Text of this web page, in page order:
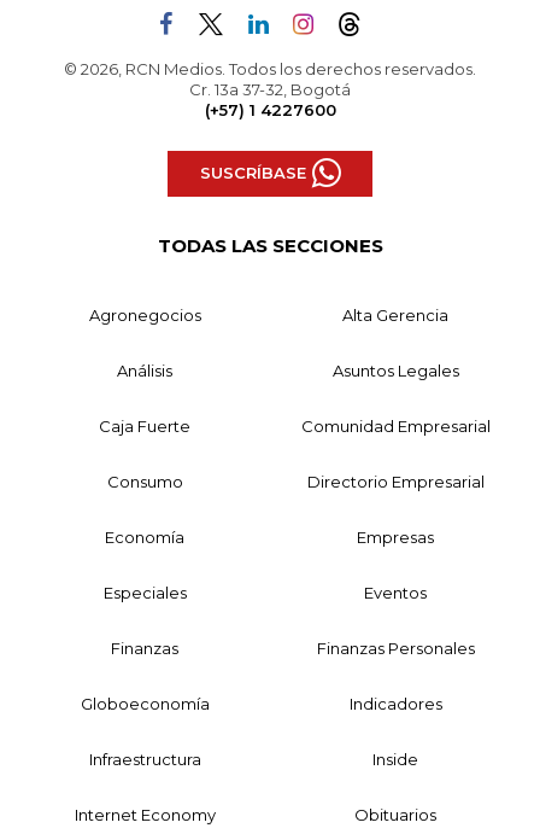
© 2026, RCN Medios. Todos los derechos reservados.
Cr. 13a 37-32, Bogotá
(+57) 1 4227600
SUSCRÍBASE
TODAS LAS SECCIONES
Agronegocios Alta Gerencia
Análisis Asuntos Legales
Caja Fuerte Comunidad Empresarial
Consumo Directorio Empresarial
Economía Empresas
Especiales Eventos
Finanzas Finanzas Personales
Globoeconomía Indicadores
Infraestructura Inside
Internet Economy Obituarios